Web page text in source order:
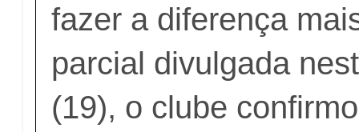
fazer a diferença
parcial divulgada
(19), o clube